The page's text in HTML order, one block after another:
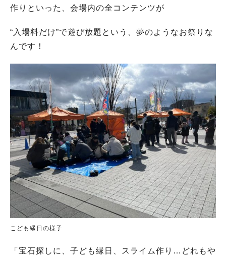
作りといった、 会場内の全コンテンツが
“入場料だけ”で遊び放題 という、夢のようなお祭りな
んです！
こども縁日の様子
「宝石探しに、子ども縁日、スライム作り…どれもや